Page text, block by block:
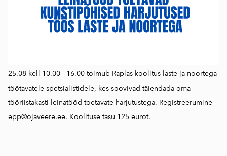
25.08 kell 10.00 - 16.00 toimub Raplas koolitus laste ja noortega
töötavatele spetsialistidele, kes soovivad täiendada oma
tööriistakasti leinatööd toetavate harjutustega. Registreerumine
epp@ojaveere.ee. Koolituse tasu 125 eurot.